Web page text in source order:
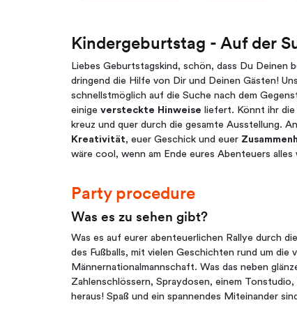
Kindergeburtstag - Auf der
Liebes Geburtstagskind, schön, dass Du Deinen
dringend die Hilfe von Dir und Deinen Gästen!
schnellstmöglich auf die Suche nach dem
einige versteckte Hinweise liefert. Könnt ihr die
kreuz und quer durch die gesamte Ausstellung.
Kreativität, euer Geschick und euer
wäre cool, wenn am Ende eures Abenteuers
Party procedure
Was es zu sehen gibt?
Was es auf eurer abenteuerlichen Rallye durch
des Fußballs, mit vielen Geschichten rund um die
Männernationalmannschaft. Was das neben
Zahlenschlössern, Spraydosen, einem
heraus! Spaß und ein spannendes Miteinander